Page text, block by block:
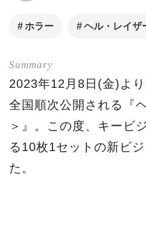
ホラー ヘル・レイザ
2023年12月8日(金)よ
全国順次公開される『
＞』。この度、キービ
る10枚1セットの新ビ
た。